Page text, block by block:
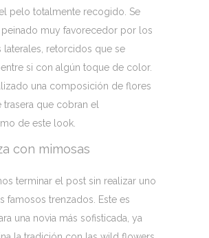
pelo totalmente recogido. Se
peinado muy favorecedor por los
laterales, retorcidos que se
si con algún toque de color.
una composición de flores
que cobran el
de este look.
con mimosas
terminar el post sin realizar uno
famosos trenzados. Este es
una novia más sofisticada, ya